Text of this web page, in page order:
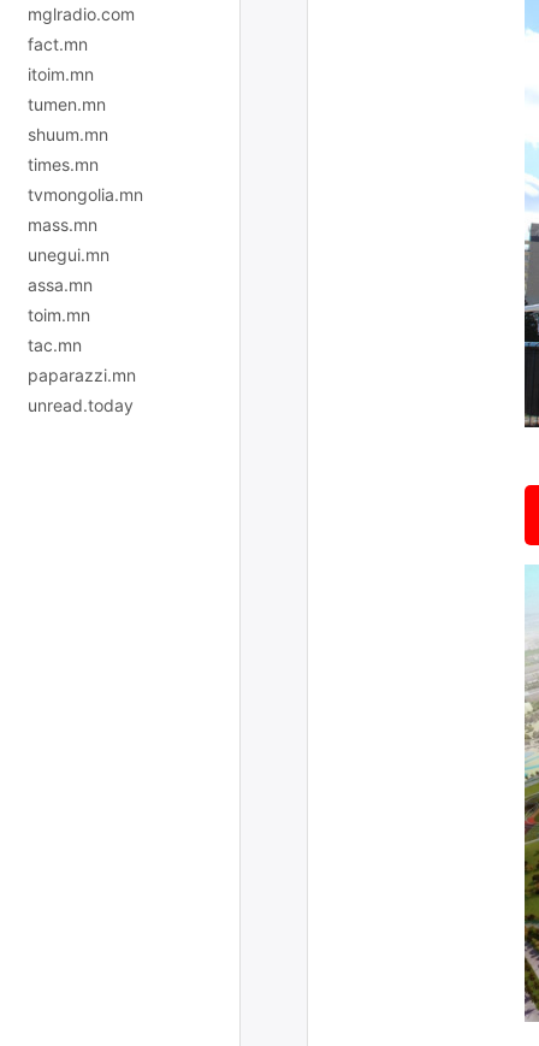
mglradio.com
fact.mn
itoim.mn
tumen.mn
shuum.mn
times.mn
tvmongolia.mn
mass.mn
unegui.mn
assa.mn
toim.mn
tac.mn
paparazzi.mn
unread.today